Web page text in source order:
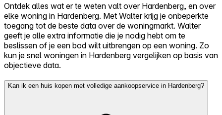
Ontdek alles wat er te weten valt over Hardenberg, en over
elke woning in Hardenberg. Met Walter krijg je onbeperkte
toegang tot de beste data over de woningmarkt. Walter
geeft je alle extra informatie die je nodig hebt om te
beslissen of je een bod wilt uitbrengen op een woning. Zo
kun je snel woningen in Hardenberg vergelijken op basis van
objectieve data.
Kan ik een huis kopen met volledige aankoopservice in Hardenberg?